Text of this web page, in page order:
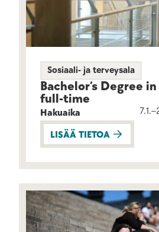
Sosiaali- ja terveysala
Bachelor’s Degree
full-time
Hakuaika
LISÄÄ TIETOA